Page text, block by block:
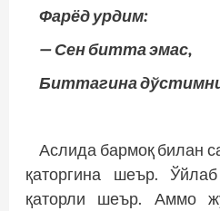
Фарёд урдим:
— Сен битта эмас,
Биттагина
Аслида бармоқ билан
қаторгина шеър.
қаторли шеър. Аммо